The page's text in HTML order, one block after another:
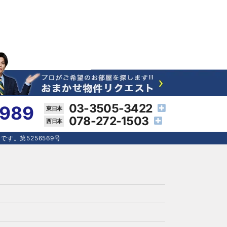
03-3505-3422
078-272-1503
す。第5256569号